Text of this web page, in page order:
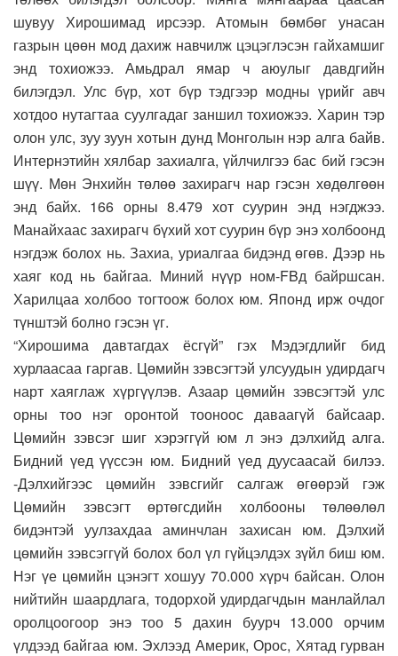
шувуу Хирошимад ирсээр. Атомын бөмбөг унасан
газрын цөөн мод дахиж навчилж цэцэглэсэн гайхамшиг
энд тохиожээ. Амьдрал ямар ч аюулыг давдгийн
билэгдэл. Улс бүр, хот бүр тэдгээр модны үрийг авч
хотдоо нутагтаа суулгадаг заншил тохиожээ. Харин тэр
олон улс, зуу зуун хотын дунд Монголын нэр алга байв.
Интернэтийн хялбар захиалга, үйлчилгээ бас бий гэсэн
шүү. Мөн Энхийн төлөө захирагч нар гэсэн хөдөлгөөн
энд байх. 166 орны 8.479 хот суурин энд нэгджээ.
Манайхаас захирагч бүхий хот суурин бүр энэ холбоонд
нэгдэж болох нь. Захиа, уриалгаа бидэнд өгөв. Дээр нь
хаяг код нь байгаа. Миний нүүр ном-FBд байршсан.
Харилцаа холбоо тогтоож болох юм. Японд ирж очдог
түнштэй болно гэсэн үг.
“Хирошима давтагдах ёсгүй” гэх Мэдэгдлийг бид
хурлаасаа гаргав. Цөмийн зэвсэгтэй улсуудын удирдагч
нарт хаяглаж хүргүүлэв. Азаар цөмийн зэвсэгтэй улс
орны тоо нэг оронтой тооноос даваагүй байсаар.
Цөмийн зэвсэг шиг хэрэггүй юм л энэ дэлхийд алга.
Бидний үед үүссэн юм. Бидний үед дуусаасай билээ.
-Дэлхийгээс цөмийн зэвсгийг салгаж өгөөрэй гэж
Цөмийн зэвсэгт өртөгсдийн холбооны төлөөлөл
бидэнтэй уулзахдаа аминчлан захисан юм. Дэлхий
цөмийн зэвсэггүй болох бол үл гүйцэлдэх зүйл биш юм.
Нэг үе цөмийн цэнэгт хошуу 70.000 хүрч байсан. Олон
нийтийн шаардлага, тодорхой удирдагчдын манлайлал
оролцоогоор энэ тоо 5 дахин буурч 13.000 орчим
үлдээд байгаа юм. Эхлээд Америк, Орос, Хятад гурван